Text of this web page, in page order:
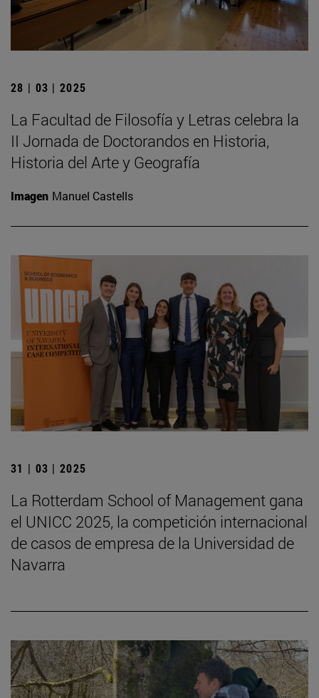
28 | 03 | 2025
La Facultad de Filosofía y Letras celebra la
II Jornada de Doctorandos en Historia,
Historia del Arte y Geografía
Imagen Manuel Castells
31 | 03 | 2025
La Rotterdam School of Management gana
el UNICC 2025, la competición internacional
de casos de empresa de la Universidad de
Navarra